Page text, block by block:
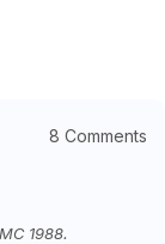
8 Comments
1988.